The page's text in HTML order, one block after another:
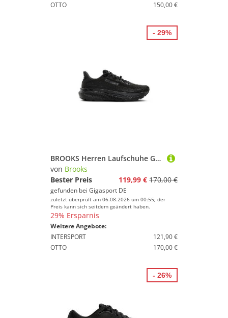
OTTO
150,00 €
BROOKS Herren Laufschuhe Ghost 17 GTX schwarz | 41
von Brooks
Bester Preis
119,99 € 170,00 €
gefunden bei Gigasport DE
zuletzt überprüft am 06.08.2026 um 00:55; der
Preis kann sich seitdem geändert haben.
29% Ersparnis
Weitere Angebote:
INTERSPORT
121,90 €
OTTO
170,00 €
- 29%
- 26%